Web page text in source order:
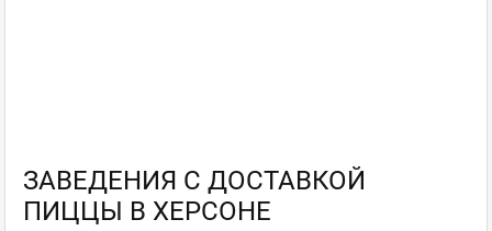
ЗАВЕДЕНИЯ С ДОСТАВКОЙ
ПИЦЦЫ В ХЕРСОНЕ